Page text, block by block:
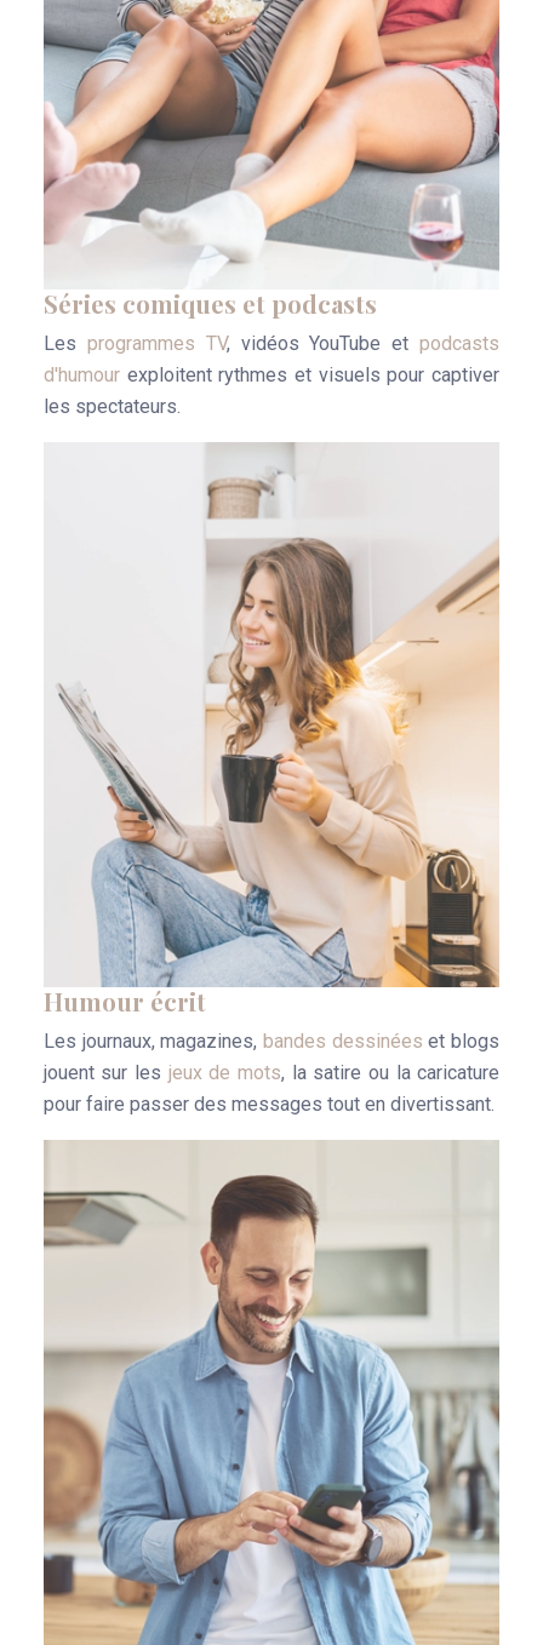
Séries comiques et podcasts
Les programmes TV, vidéos YouTube etpodcasts
d'humourexploitent rythmes et visuels pour captiver
les spectateurs.
Humour écrit
Les journaux, magazines, bandes dessinées et blogs
jouent sur les jeux de mots, la satire ou la caricature
pour faire passer des messages tout en divertissant.